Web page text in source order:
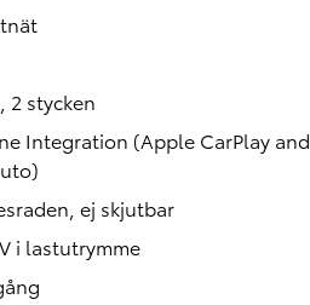
2 stycken
Integration (Apple CarPlay and
ej skjutbar
i lastutrymme